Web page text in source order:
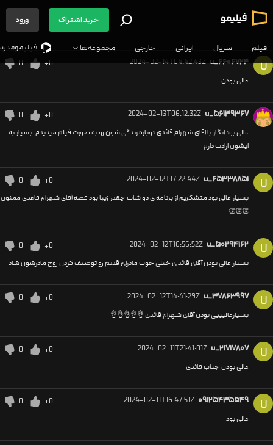
فیلم سریال ایرانی خارجی مجموعه‌ها
خرید اشتراک ورود
U u_۶۶۰۶۷۲۴ 2024-02-14T04:42:43Z
+0
0
عالی بودن
u_۵۶۱۳۹۳۶۷ 2024-02-13T06:12:32Z
+0
0
عالی بود انگار با اقای شهرام قائدی دوباره زندگی شون رو به صورت فیلم میدیدم .بسیار به
ایشون ارادت دارم
U u_۶۵۳۳۸۸۵۱ 2024-02-12T17:22:44Z
+0
0
بسیار عالی بود متشکریم از برنامه ی دو شات چقدر زیبا بود قصه آقای شهرام قاعدی ممنون
👏👏👏
U u_۵۰۲۹۴۱۶۲ 2024-02-12T16:56:52Z
+0
0
بسیار عالی بودن آقای قائد ی خیلی خوب مادرای قدیم رو توصیف کردن روح مادرشون شاد
U u_۳۷۸۶۳۹۹۷ 2024-02-12T14:41:29Z
+0
0
بسیارعالیییی بودن آقای شهرام قائدی 👌👌👌👌👌
U u_۲۱۷۱۷۸۰۷ 2024-02-11T21:41:01Z
+0
0
عالی بودن جناب قائدی
U ۰۹۱۲۵۴۳۵۵۴۹ 2024-02-11T16:47:51Z
+0
0
عالی بود